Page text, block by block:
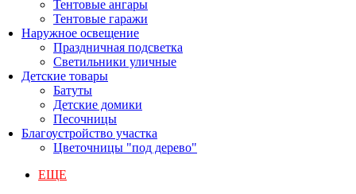
Тентовые ангары
Тентовые гаражи
Наружное освещение
Праздничная подсветка
Светильники уличные
Детские товары
Батуты
Детские домики
Песочницы
Благоустройство участка
Цветочницы "под дерево"
ЕЩЕ